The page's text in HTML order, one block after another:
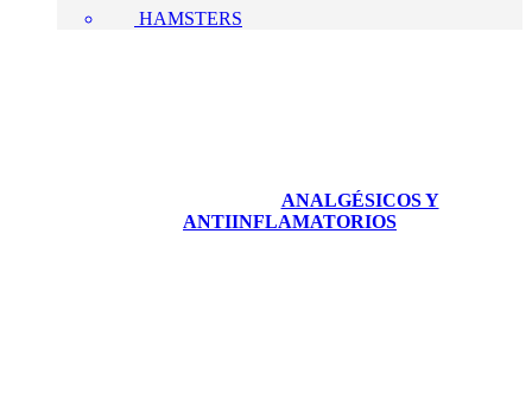
HAMSTERS
ANALGÉSICOS Y
ANTIINFLAMATORIOS